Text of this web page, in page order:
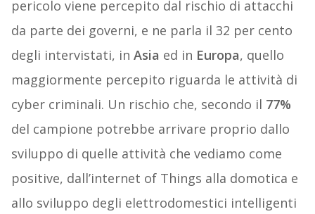
pericolo viene percepito dal rischio di attacchi
da parte dei governi, e ne parla il 32 per cento
degli intervistati, in Asia ed in Europa, quello
maggiormente percepito riguarda le attività di
cyber criminali. Un rischio che, secondo il 77%
del campione potrebbe arrivare proprio dallo
sviluppo di quelle attività che vediamo come
positive, dall’internet of Things alla domotica e
allo sviluppo degli elettrodomestici intelligenti